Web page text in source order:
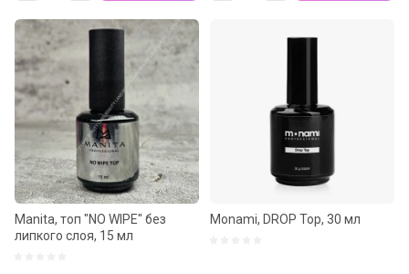
Manita, топ "NO WIPE" без
липкого слоя, 15 мл
Monami, DROP Top, 30 мл